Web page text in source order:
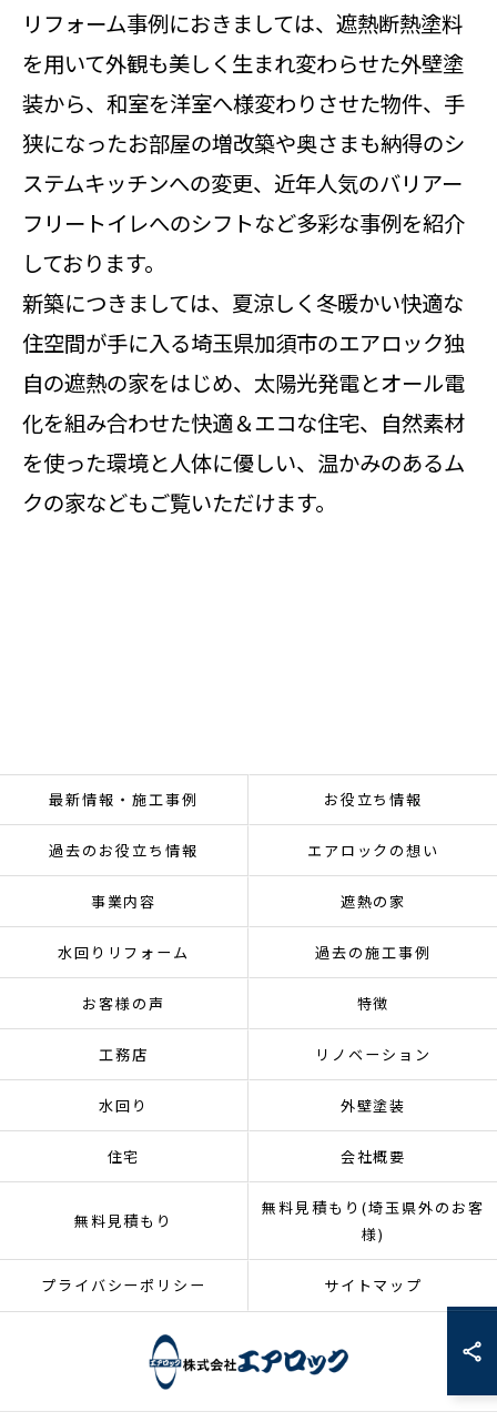
リフォーム事例におきましては、遮熱断熱塗料
を用いて外観も美しく生まれ変わらせた外壁塗
装から、和室を洋室へ様変わりさせた物件、手
狭になったお部屋の増改築や奥さまも納得のシ
ステムキッチンへの変更、近年人気のバリアー
フリートイレへのシフトなど多彩な事例を紹介
しております。
新築につきましては、夏涼しく冬暖かい快適な
住空間が手に入る埼玉県加須市のエアロック独
自の遮熱の家をはじめ、太陽光発電とオール電
化を組み合わせた快適＆エコな住宅、自然素材
を使った環境と人体に優しい、温かみのあるム
クの家などもご覧いただけます。
最新情報・施工事例 お役立ち情報
過去のお役立ち情報 エアロックの想い
事業内容 遮熱の家
水回りリフォーム 過去の施工事例
お客様の声 特徴
工務店 リノベーション
水回り 外壁塗装
住宅 会社概要
無料見積もり
無料見積もり(埼玉県外のお客
様)
プライバシーポリシー サイトマップ